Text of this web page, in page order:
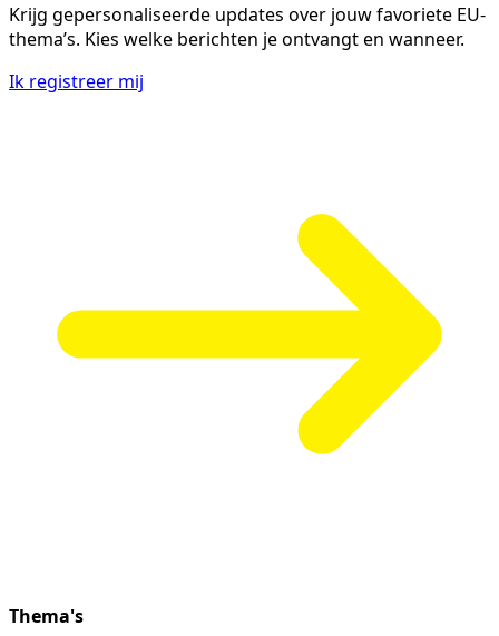
Krijg gepersonaliseerde updates over jouw favoriete EU-
thema’s. Kies welke berichten je ontvangt en wanneer.
Ik registreer mij
Thema's